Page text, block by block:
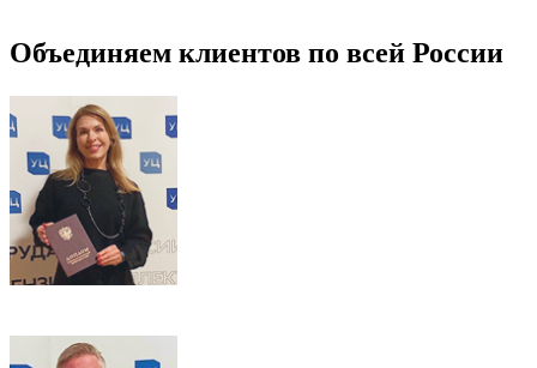
Объединяем клиентов по всей России